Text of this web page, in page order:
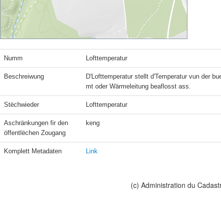
Numm Lofttemperatur
Beschreiwung
D'Lofttemperatur stellt d'Temperatur vun der
mt oder Wärmeleitung beaflosst ass.
Stëchwieder Lofttemperatur
Aschränkungen fir den
öffentlëchen Zougang
keng
Komplett Metadaten Link
(c) Administration du